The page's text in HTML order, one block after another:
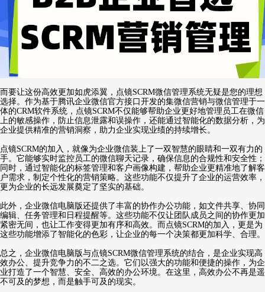
而要让这份高效更加如虎添翼，点镜SCRM微信管理系统无疑是您的理想
选择。作为基于腾讯企业微信官方接口开发的集微信营销与微信管理于一
体的CRM软件系统，点镜SCRM不仅能够帮助企业更好地管理员工在微信
上的敏感操作，防止信息泄露和误操作，还能通过智能化的数据分析，为
企业提供精准的营销洞察，助力企业实现业绩的持续增长。
点镜SCRM的加入，就像为企业微信装上了一双智慧的眼睛和一双有力的
手。它能够实时监控员工的微信聊天记录，确保信息的合规性和安全性；
同时，通过智能化的标签管理和客户画像构建，帮助企业更精准地了解客
户需求，制定个性化的营销策略。这些功能不仅提升了企业的运营效率，
更为企业的长远发展奠定了坚实的基础。
此外，企业微信电脑版还提供了丰富的协作办公功能，如文件共享、协同
编辑、任务管理和日程提醒等。这些功能不仅让团队成员之间的协作更加
紧密无间，也让工作变得更加有序和高效。而点镜SCRM的加入，更是为
这些功能增添了智能化的色彩，让企业的每一个决策都更加科学、合理。
总之，企业微信电脑版与点镜SCRM微信管理系统的结合，是企业实现高
效办公、提升竞争力的不二之选。它们以强大的功能和便捷的操作，为企
业打造了一个智慧、安全、高效的办公环境。在这里，高效办公不再是遥
不可及的梦想，而是触手可及的现实。